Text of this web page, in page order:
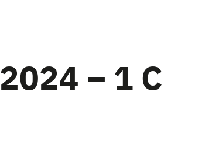
– 1 C